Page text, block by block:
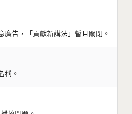
廣告，「貢獻新講法」暫且關閉。
稱。